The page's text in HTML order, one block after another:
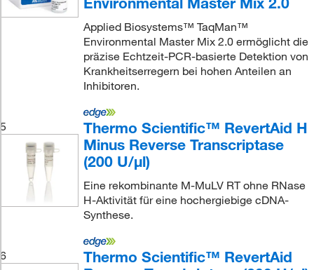
Applied Biosystems™ TaqMan™
Environmental Master Mix 2.0 ermöglicht die
präzise Echtzeit-PCR-basierte Detektion von
Krankheitserregern bei hohen Anteilen an
Inhibitoren.
5
Thermo Scientific™ RevertAid H
Minus Reverse Transcriptase
(200 U/μl)
Eine rekombinante M-MuLV RT ohne RNase
H-Aktivität für eine hochergiebige cDNA-
Synthese.
6
Thermo Scientific™ RevertAid